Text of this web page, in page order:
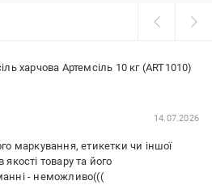
харчова Артемсіль 10 кг (ART1010)
14.07.2026
маркування, етикетки чи іншої
товару та його
- неможливо(((